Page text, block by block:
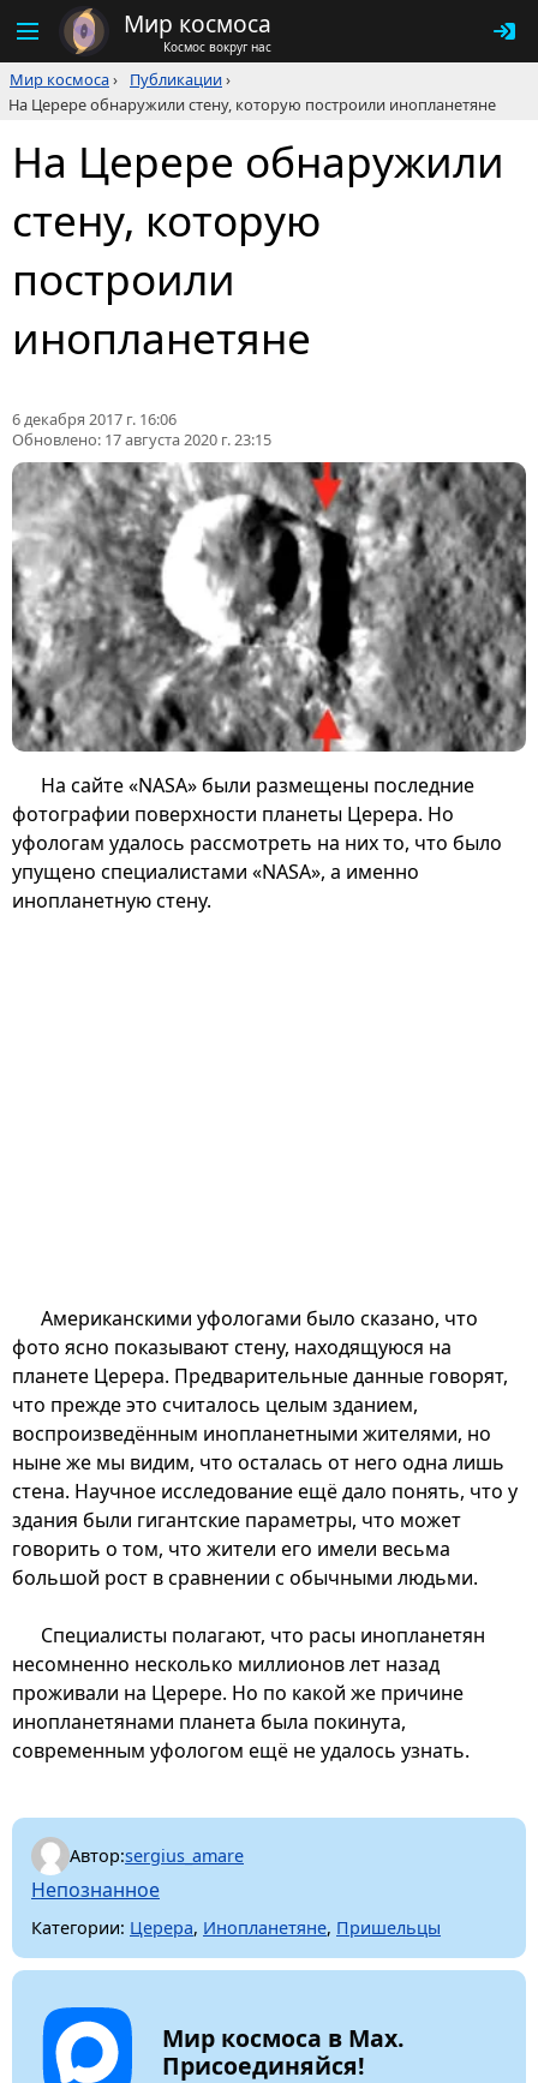
Мир космоса
Космос вокруг нас
Мир космоса› Публикации›
На Церере обнаружили стену, которую построили инопланетяне
На Церере обнаружили
стену, которую
построили
инопланетяне
6 декабря 2017 г. 16:06
Обновлено: 17 августа 2020 г. 23:15
На сайте «NASA» были размещены последние
фотографии поверхности планеты Церера. Но
уфологам удалось рассмотреть на них то, что было
упущено специалистами «NASA», а именно
инопланетную стену.
Американскими уфологами было сказано, что
фото ясно показывают стену, находящуюся на
планете Церера. Предварительные данные говорят,
что прежде это считалось целым зданием,
воспроизведённым инопланетными жителями, но
ныне же мы видим, что осталась от него одна лишь
стена. Научное исследование ещё дало понять, что у
здания были гигантские параметры, что может
говорить о том, что жители его имели весьма
большой рост в сравнении с обычными людьми.
Специалисты полагают, что расы инопланетян
несомненно несколько миллионов лет назад
проживали на Церере. Но по какой же причине
инопланетянами планета была покинута,
современным уфологом ещё не удалось узнать.
Автор:sergius_amare
Непознанное
Категории: Церера, Инопланетяне, Пришельцы
Мир космоса в Max.
Присоединяйся!